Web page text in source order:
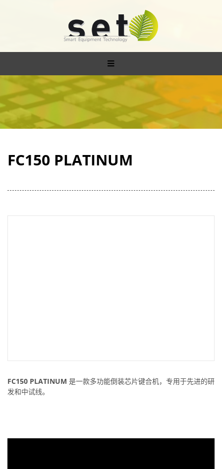
FC150 PLATINUM
FC150 PLATINUM 是一款多功能倒装芯片键合机，专用于先进的研
发和中试线。